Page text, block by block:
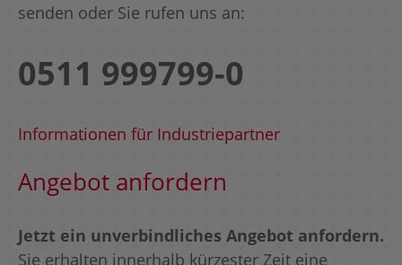
senden oder Sie rufen uns an:
0511 999799-0
Informationen für Industriepartner
Angebot anfordern
Jetzt ein unverbindliches Angebot anfordern.
Sie erhalten innerhalb kürzester Zeit eine